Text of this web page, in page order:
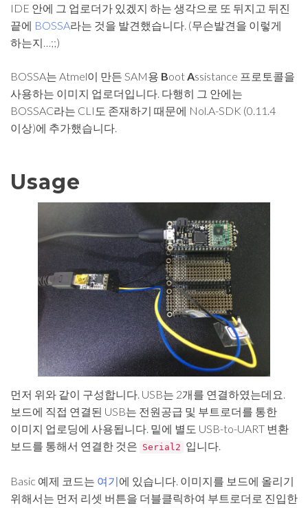
IDE 안에 그 업로더가 있겠지 하는 생각으로 또 뒤지고 뒤진
끝에 BOSSA라는 것을 발견했습니다. (무슨발견을 이렇게
하는지…;;)
BOSSA는 Atmel이 만든 SAM용 Boot Assistance 프로토콜을
사용하는 이미지 업로더입니다. 다행히 그 안에는
BOSSAC라는 CLI도 존재하기 때문에 Nol.A-SDK (0.11.4
이상)에 추가했습니다.
Usage
먼저 위와 같이 구성합니다. USB는 2개를 연결하였는데요.
보드에 직접 연결된 USB는 전원공급 및 부트로더를 통한
이미지 업로딩에 사용됩니다. 밑에 별도 USB-to-UART 변환
보드를 통해서 연결한 것은 Serial2 입니다.
Basic 예제 코드는 여기에 있습니다. 이미지를 보드에 올리기
위해서는 먼저 리셋 버튼을 더블클릭하여 부트로더로 진입한